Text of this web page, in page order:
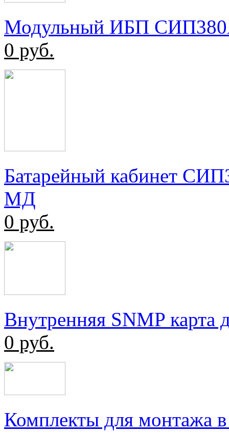
Модульный ИБП
0 руб.
Батарейный кабинет
МД
0 руб.
Внутренняя SNMP
0 руб.
Комплекты для монтажа